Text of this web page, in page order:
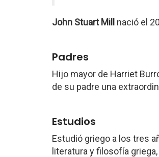
John Stuart Mill nació el
Padres
Hijo mayor de Harriet
de su padre una
Estudios
Estudió griego a los tres
literatura y filosofía